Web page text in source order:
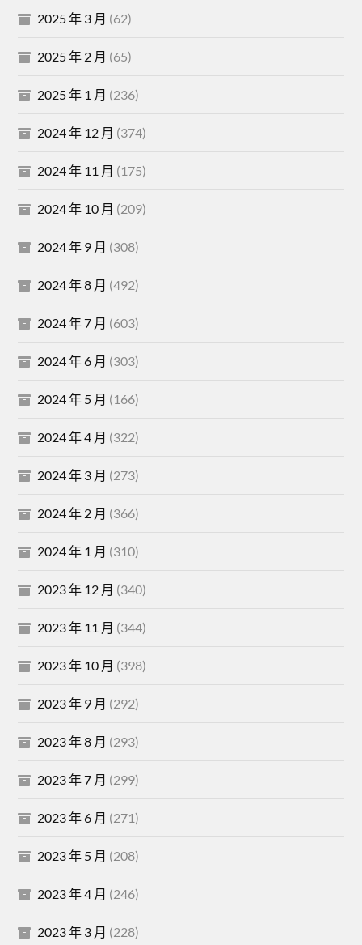
2025 年 3 月 (62)
2025 年 2 月 (65)
2025 年 1 月 (236)
2024 年 12 月 (374)
2024 年 11 月 (175)
2024 年 10 月 (209)
2024 年 9 月 (308)
2024 年 8 月 (492)
2024 年 7 月 (603)
2024 年 6 月 (303)
2024 年 5 月 (166)
2024 年 4 月 (322)
2024 年 3 月 (273)
2024 年 2 月 (366)
2024 年 1 月 (310)
2023 年 12 月 (340)
2023 年 11 月 (344)
2023 年 10 月 (398)
2023 年 9 月 (292)
2023 年 8 月 (293)
2023 年 7 月 (299)
2023 年 6 月 (271)
2023 年 5 月 (208)
2023 年 4 月 (246)
2023 年 3 月 (228)